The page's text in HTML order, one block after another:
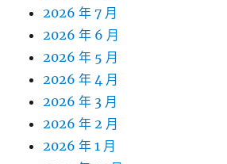
2026 年 7 月
2026 年 6 月
2026 年 5 月
2026 年 4 月
2026 年 3 月
2026 年 2 月
2026 年 1 月